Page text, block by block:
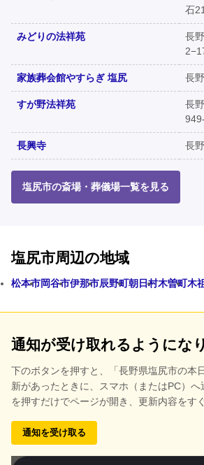
石
みどりの法祥苑
長
家族葬会館やすらぎ 塩尻 長
すが野法祥苑
長
長興寺 長
塩尻市の斎場・葬儀場一覧を見る
塩尻市周辺の地域
松本市岡谷市伊那市辰野町朝日村木曽町木
通知が受け取れるようにな
下のボタンを押すと、
「長野県塩尻市の本
新があったときに、スマホ（またはPC）
を押すだけでページが開き、更新内容をす
通知を受け取る